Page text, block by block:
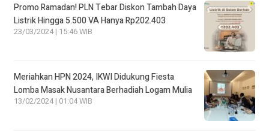
Promo Ramadan! PLN Tebar Diskon Tambah Daya
Listrik Hingga 5.500 VA Hanya Rp202.403
23/03/2024 | 15:46 WIB
Meriahkan HPN 2024, IKWI Didukung Fiesta
Lomba Masak Nusantara Berhadiah Logam Mulia
13/02/2024 | 01:04 WIB